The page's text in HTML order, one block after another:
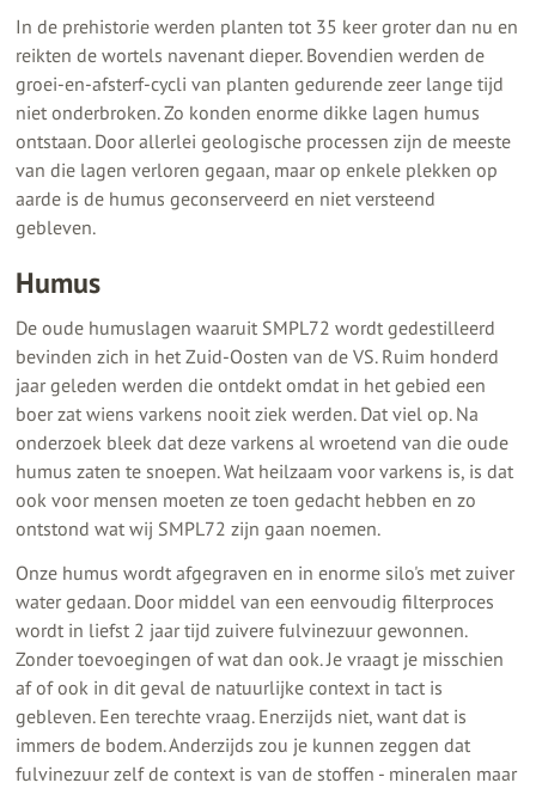
In de prehistorie werden planten tot 35 keer groter dan nu en
reikten de wortels navenant dieper. Bovendien werden de
groei-en-afsterf-cycli van planten gedurende zeer lange tijd
niet onderbroken. Zo konden enorme dikke lagen humus
ontstaan. Door allerlei geologische processen zijn de meeste
van die lagen verloren gegaan, maar op enkele plekken op
aarde is de humus geconserveerd en niet versteend
gebleven.
Humus
De oude humuslagen waaruit SMPL72 wordt gedestilleerd
bevinden zich in het Zuid-Oosten van de VS. Ruim honderd
jaar geleden werden die ontdekt omdat in het gebied een
boer zat wiens varkens nooit ziek werden. Dat viel op. Na
onderzoek bleek dat deze varkens al wroetend van die oude
humus zaten te snoepen. Wat heilzaam voor varkens is, is dat
ook voor mensen moeten ze toen gedacht hebben en zo
ontstond wat wij SMPL72 zijn gaan noemen.
Onze humus wordt afgegraven en in enorme silo's met zuiver
water gedaan. Door middel van een eenvoudig filterproces
wordt in liefst 2 jaar tijd zuivere fulvinezuur gewonnen.
Zonder toevoegingen of wat dan ook. Je vraagt je misschien
af of ook in dit geval de natuurlijke context in tact is
gebleven. Een terechte vraag. Enerzijds niet, want dat is
immers de bodem. Anderzijds zou je kunnen zeggen dat
fulvinezuur zelf de context is van de stoffen - mineralen maar